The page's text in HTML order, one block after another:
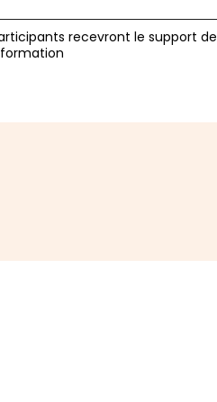
recevront le support de